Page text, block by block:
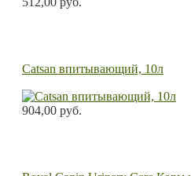
Catsan впитывающий, 10л
904,00 руб.